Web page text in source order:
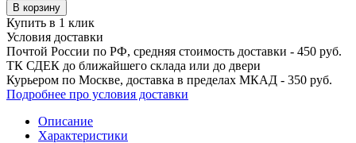
В корзину
Купить в 1 клик
Условия доставки
Почтой России по РФ, средняя стоимость доставки - 450 руб.
ТК СДЕК до ближайшего склада или до двери
Курьером по Москве, доставка в пределах МКАД - 350 руб.
Подробнее про условия доставки
Описание
Характеристики